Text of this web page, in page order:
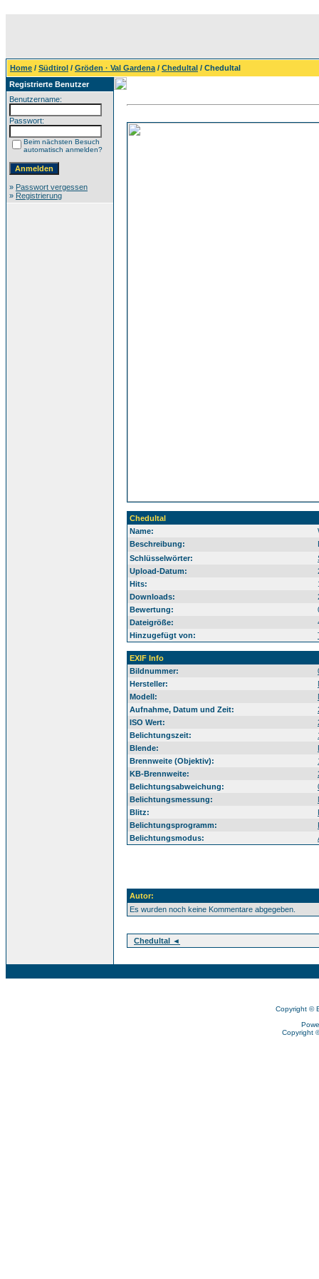
Home / Südtirol / Gröden · Val Gardena / Chedultal / Chedultal
Registrierte Benutzer
Benutzername:
Passwort:
Beim nächsten Besuch
automatisch anmelden?
» Passwort vergessen
» Registrierung
Chedultal
Name:
Beschreibung:
Schlüsselwörter:
Upload-Datum:
Hits:
Downloads:
Bewertung:
Dateigröße:
Hinzugefügt von:
EXIF Info
Bildnummer:
Hersteller:
Modell:
Aufnahme, Datum und Zeit:
ISO Wert:
Belichtungszeit:
Blende:
Brennweite (Objektiv):
KB-Brennweite:
Belichtungsabweichung:
Belichtungsmessung:
Blitz:
Belichtungsprogramm:
Belichtungsmodus:
Autor:
Es wurden noch keine Kommentare abgegeben.
Chedultal ◄
Copyright ©
Copyright